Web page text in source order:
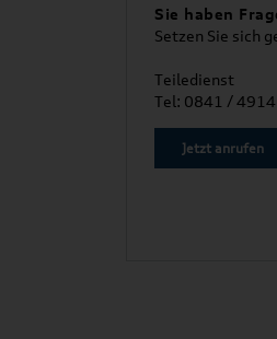
Sie haben
Setzen Sie sich
Teiledienst
Tel: 0841 /
Jetzt anrufen